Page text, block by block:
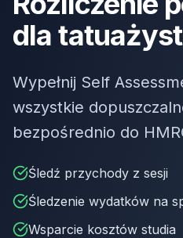
dla
Wypełnij Self
wszystkie
bezpośrednio do
Śledź przychody z sesji
Śledzenie wydatków na
Wsparcie kosztów studia